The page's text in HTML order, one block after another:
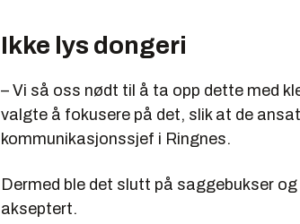
Ikke lys dongeri
– Vi så oss nødt til å ta opp dette med
valgte å fokusere på det, slik at de
kommunikasjonssjef i Ringnes.
Dermed ble det slutt på saggebukser
akseptert.